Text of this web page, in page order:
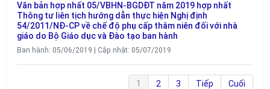
Văn bản hợp nhất 05/VBHN-BGDĐT năm 2019 hợp nhất
Thông tư liên tịch hướng dẫn thực hiện Nghị định
54/2011/NĐ-CP về chế độ phụ cấp thâm niên đối với nhà
giáo do Bộ Giáo dục và Đào tạo ban hành
Ban hành: 05/06/2019 | Cập nhật: 05/07/2019
1 2 3 Tiếp Cuối